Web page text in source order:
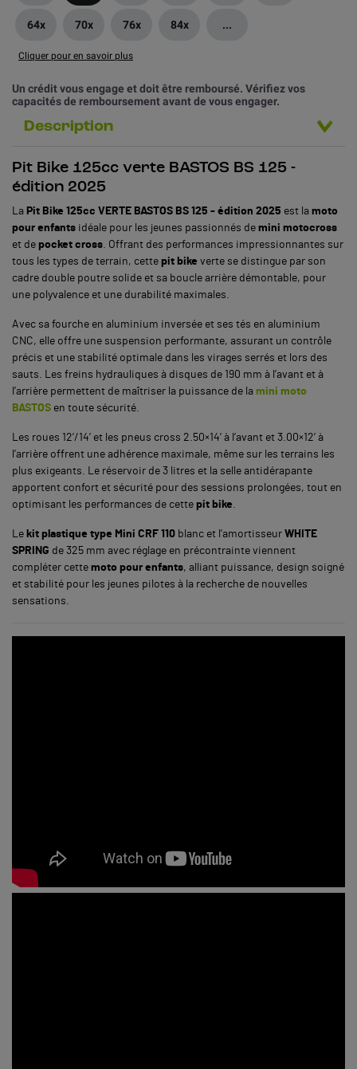
64x 70x 76x 84x ...
Cliquer pour en savoir plus
Un crédit vous engage et doit être remboursé. Vérifiez vos
capacités de remboursement avant de vous engager.
Description
Pit Bike 125cc verte BASTOS BS 125 -
édition 2025
La Pit Bike 125cc VERTE BASTOS BS 125 - édition 2025 est la moto
pour enfants idéale pour les jeunes passionnés de mini motocross
et de pocket cross . Offrant des performances impressionnantes sur
tous les types de terrain, cette pit bike verte se distingue par son
cadre double poutre solide et sa boucle arrière démontable, pour
une polyvalence et une durabilité maximales.
Avec sa fourche en aluminium inversée et ses tés en aluminium
CNC, elle offre une suspension performante, assurant un contrôle
précis et une stabilité optimale dans les virages serrés et lors des
sauts. Les freins hydrauliques à disques de 190 mm à l’avant et à
l’arrière permettent de maîtriser la puissance de la mini moto
BASTOS en toute sécurité.
Les roues 12’/14’ et les pneus cross 2.50×14’ à l’avant et 3.00×12’ à
l’arrière offrent une adhérence maximale, même sur les terrains les
plus exigeants. Le réservoir de 3 litres et la selle antidérapante
apportent confort et sécurité pour des sessions prolongées, tout en
optimisant les performances de cette pit bike
Le kit plastique type Mini CRF 110 blanc et l'amortisseur WHITE
SPRING de 325 mm avec réglage en précontrainte viennent
compléter cette moto pour enfants, alliant puissance, design soigné
et stabilité pour les jeunes pilotes à la recherche de nouvelles
sensations.